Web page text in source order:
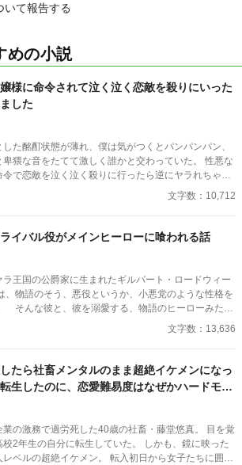
いて報告する
めの小説
様に命令されて泣く泣く恋敵を殺りにいった
した
した酩酊状態が薄れ、僕は気がつくとパンパンパン、
猥な音をたてて激しく誰かと交わっていた。 性悪な
令で恋敵を泣く泣く殺りに行ったら逆にヤラれちゃっ
の話です。 （ムーンライトノベルにも掲載
文字数：10,712
イバル役がメインヒーローに喰われる話
王国の公爵家に生まれたギルバート・ロードウィー
物語のそう、悪役というか、小悪党のような性格を
そんな彼と、彼を溺愛する、物語のヒーローみたい
いている平民、アルベルト・グラーツのお話。 さ
ようなそんな感じの短編です。
文字数：13,636
たら社畜メンタルのまま超絶イケメンになっ
生したのに、恋愛難易度はなぜかハードモー
業の激務で過労死した40歳の社畜・藤堂悠真。 目を覚
生の自分に転生していた。 しかも、鏡に映った
絶イケメン。 転入初日から女子たちに囲ま